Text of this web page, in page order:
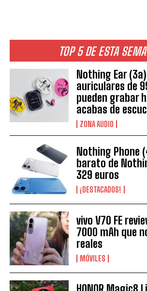
TOP 5 DE ESTA
Nothing Ear
auriculares de
pueden grabar
acabas de
ZONA AUDIO
Nothing Phone
barato de
329 euros
¡DESTACADOS!
vivo V70 FE
7000 mAh que
reales
MÓVILES